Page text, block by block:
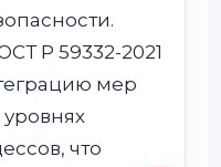
Р 59332-2021
мер
что